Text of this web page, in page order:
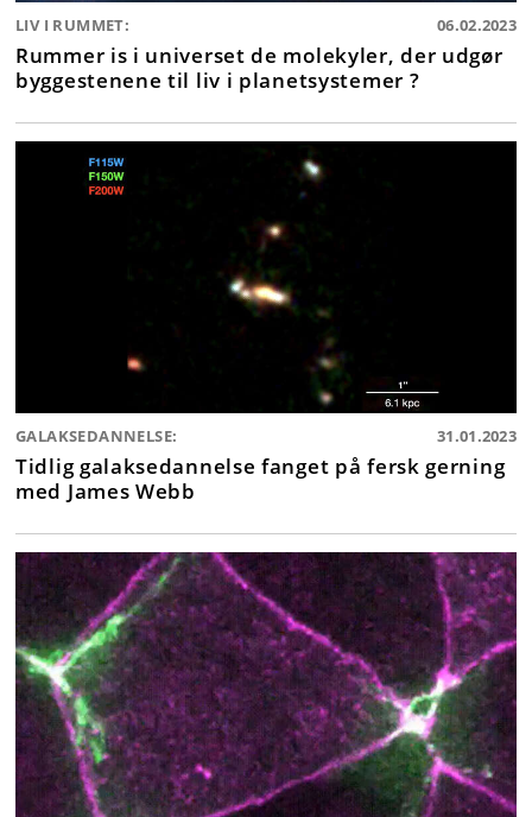
LIV I RUMMET: 06.02.2023
Rummer is i universet de molekyler, der udgør
byggestenene til liv i planetsystemer ?
GALAKSEDANNELSE: 31.01.2023
Tidlig galaksedannelse fanget på fersk gerning
med James Webb